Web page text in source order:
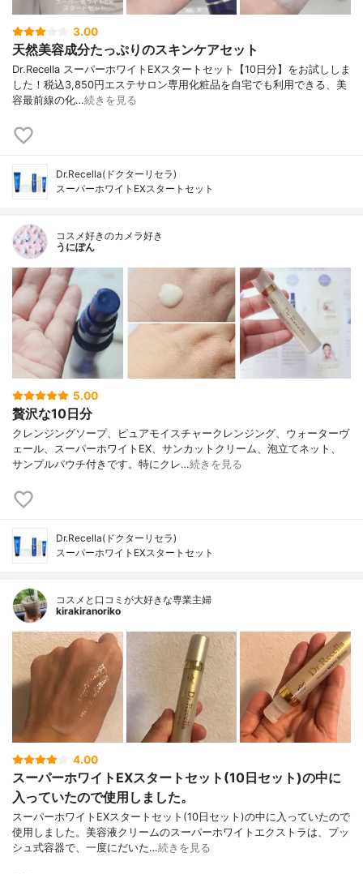
3.00
天然美容成分たっぷりのスキンケアセット
Dr.Recella スーパーホワイトEXスタートセット【10日分】をお試ししま
した！税込3,850円エステサロン専用化粧品を自宅でも利用できる、美
容最前線の化…続きを見る
Dr.Recella(ドクターリセラ)
スーパーホワイトEXスタートセット
コスメ好きのカメラ好き
うにぽん
5.00
贅沢な10日分
クレンジングソープ、ピュアモイスチャークレンジング、ウォーターヴ
ェール、スーパーホワイトEX、サンカットクリーム、泡立てネット、
サンプルパウチ付きです。特にクレ…続きを見る
Dr.Recella(ドクターリセラ)
スーパーホワイトEXスタートセット
コスメと口コミが大好きな専業主婦
kirakiranoriko
4.00
スーパーホワイトEXスタートセット(10日セット)の中に
入っていたので使用しました。
スーパーホワイトEXスタートセット(10日セット)の中に入っていたので
使用しました。美容液クリームのスーパーホワイトエクストラは、プッ
シュ式容器で、一度にだいた…続きを見る